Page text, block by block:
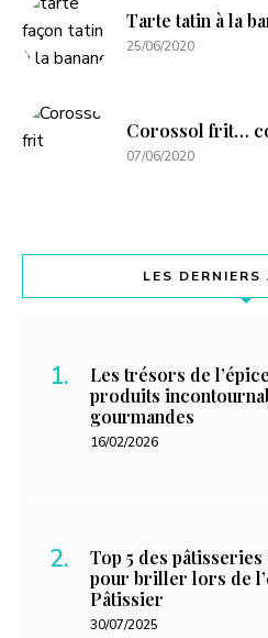
Tarte tatin à la
25/06/2020
Corossol frit…
07/06/2020
LES DERNIERS
Les trésors de
produits
gourmandes
16/02/2026
Top 5 des
pour briller lors de
Pâtissier
30/07/2025